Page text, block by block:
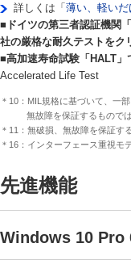
詳しくは「 薄い、軽いだ
■ドイツの第三者認証機関
社の厳格な耐久テストをク
■高加速寿命試験「HALT」
Accelerated Life Test
＊10：MIL規格に基づいて、一
無故障を保証するもので
＊11：無破損、無故障を保証す
＊16：インターフェース重視モ
先進機能
Windows 10 Pro